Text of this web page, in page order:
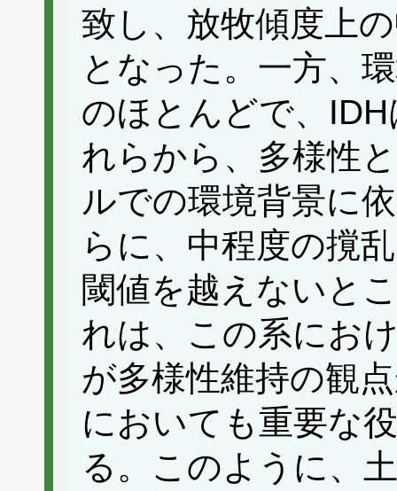
致し、放牧傾度上
となった。一方、
のほとんどで、
れらから、多様性
ルでの環境背景に
らに、中程度の撹
閾値を越えないと
れは、この系にお
が多様性維持の観
においても重要な
る。このように、